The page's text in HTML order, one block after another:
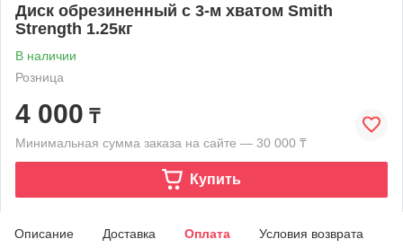
Диск обрезиненный c 3-м хватом Smith
Strength 1.25кг
В наличии
Розница
4 000 ₸
Минимальная сумма заказа на сайте — 30 000 ₸
Купить
Описание Доставка Оплата Условия возврата